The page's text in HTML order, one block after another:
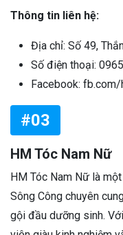
Thông tin liên hệ:
Địa chỉ: Số 49,
Số điện thoại:
Facebook:
#03
HM Tóc Nam Nữ
HM Tóc Nam Nữ là
Sông Công chuyên
gội đầu dưỡng sinh.